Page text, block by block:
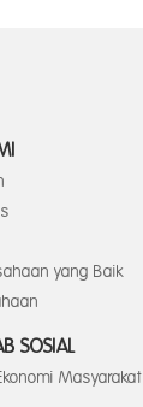
yang Baik
SOSIAL
Masyarakat